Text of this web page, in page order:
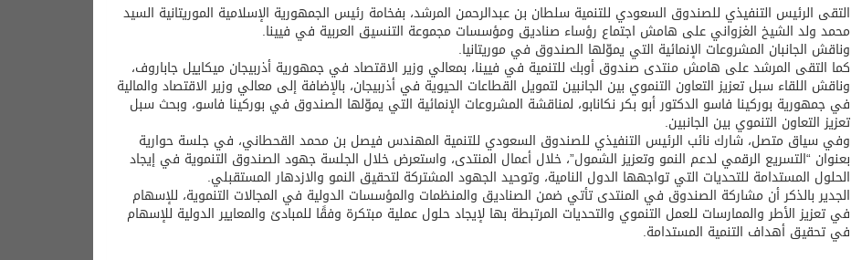
التقى الرئيس التنفيذي للصندوق السعودي للتنمية سلطان بن عبدالرحمن المرشد، بفخامة رئيس الجمهورية الإسلامية الموريتانية السيد
محمد ولد الشيخ الغزواني على هامش اجتماع رؤساء صناديق ومؤسسات مجموعة التنسيق العربية في فيينا.
وناقش الجانبان المشروعات الإنمائية التي يموّلها الصندوق في موريتانيا.
كما التقى المرشد على هامش منتدى صندوق أوبك للتنمية في فيينا، بمعالي وزير الاقتصاد في جمهورية أذربيجان ميكاييل جاباروف،
وناقش اللقاء سبل تعزيز التعاون التنموي بين الجانبين لتمويل القطاعات الحيوية في أذربيجان، بالإضافة إلى معالي وزير الاقتصاد والمالية
في جمهورية بوركينا فاسو الدكتور أبو بكر نكانابو، لمناقشة المشروعات الإنمائية التي يموّلها الصندوق في بوركينا فاسو، وبحث سبل
تعزيز التعاون التنموي بين الجانبين.
وفي سياق متصل، شارك نائب الرئيس التنفيذي للصندوق السعودي للتنمية المهندس فيصل بن محمد القحطاني، في جلسة حوارية
بعنوان “التسريع الرقمي لدعم النمو وتعزيز الشمول”، خلال أعمال المنتدى، واستعرض خلال الجلسة جهود الصندوق التنموية في إيجاد
الحلول المستدامة للتحديات التي تواجهها الدول النامية، وتوحيد الجهود المشتركة لتحقيق النمو والازدهار المستقبلي.
الجدير بالذكر أن مشاركة الصندوق في المنتدى تأتي ضمن الصناديق والمنظمات والمؤسسات الدولية في المجالات التنموية، للإسهام
في تعزيز الأطر والممارسات للعمل التنموي والتحديات المرتبطة بها لإيجاد حلول عملية مبتكرة وفقًا للمبادئ والمعايير الدولية للإسهام
في تحقيق أهداف التنمية المستدامة.